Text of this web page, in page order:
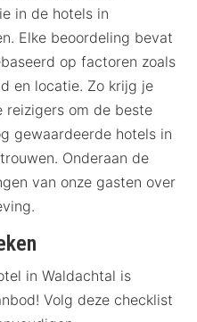
in de hotels in
Elke beoordeling bevat
op factoren zoals
en locatie. Zo krijg je
reizigers om de beste
gewaardeerde hotels in
Onderaan de
van onze gasten over
in Waldachtal is
Volg deze checklist